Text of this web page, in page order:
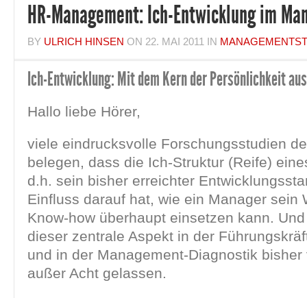
HR-Management: Ich-Entwicklung im
BY ULRICH HINSEN ON 22. MAI 2011 IN
Ich-Entwicklung: Mit dem Kern der Persönlichkeit
Hallo liebe Hörer,
viele eindrucksvolle Forschungsstudien
belegen, dass die Ich-Struktur (Reife)
d.h. sein bisher erreichter
Einfluss darauf hat, wie ein Manager sein
Know-how überhaupt einsetzen kann.
dieser zentrale Aspekt in der
und in der Management-Diagnostik
außer Acht gelassen.